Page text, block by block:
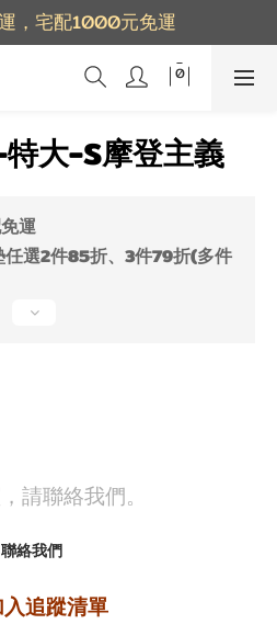
，宅配1000元免運
大-S摩登主義
運
選2件85折、3件79折(多件
請聯絡我們。
聯絡我們
追蹤清單